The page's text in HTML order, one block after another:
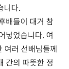
니다.
배들이 대거 참
넣었습니다. 여
여러 선배님들께
간의 따뜻한 정